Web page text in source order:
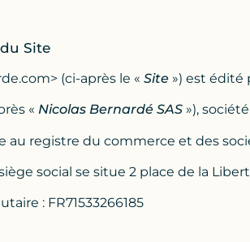
Site
(ci-après le « Site ») est édité
« Nicolas Bernardé SAS »),
au registre du commerce et des
social se situe 2 place de la
: FR71533266185